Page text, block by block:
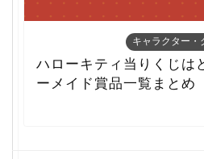
キャラクター・
ハローキティ当りくじは
ーメイド賞品一覧まとめ